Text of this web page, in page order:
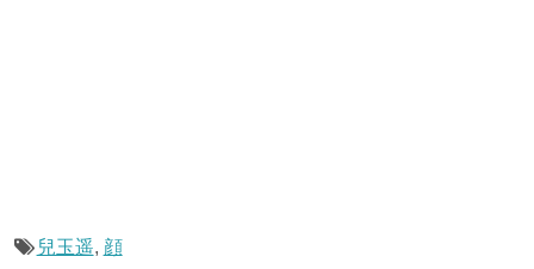
兒玉遥, 顔